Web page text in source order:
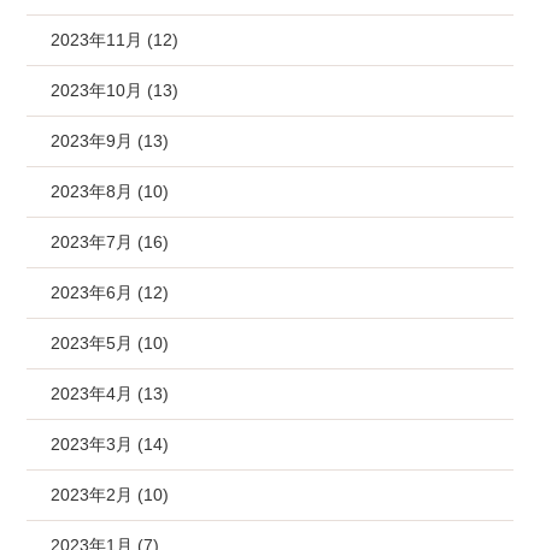
2023年11月 (12)
2023年10月 (13)
2023年9月 (13)
2023年8月 (10)
2023年7月 (16)
2023年6月 (12)
2023年5月 (10)
2023年4月 (13)
2023年3月 (14)
2023年2月 (10)
2023年1月 (7)